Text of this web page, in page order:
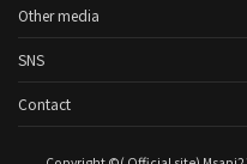
Other media
SNS
Contact